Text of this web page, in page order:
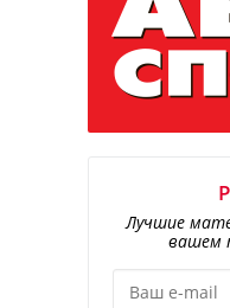
Лучшие
вашем